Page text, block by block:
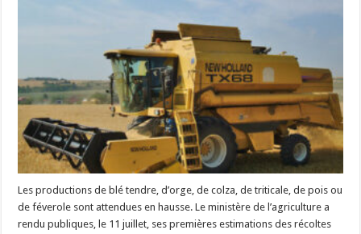
Les productions de blé tendre, d’orge, de colza, de triticale, de pois ou
de féverole sont attendues en hausse. Le ministère de l’agriculture a
rendu publiques, le 11 juillet, ses premières estimations des récoltes